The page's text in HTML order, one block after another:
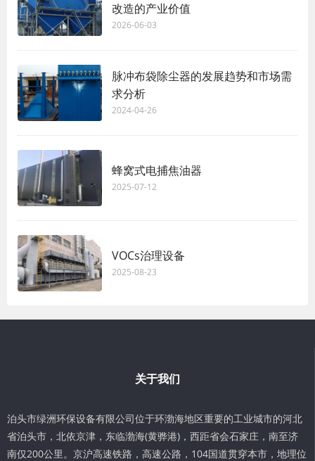
改造的产业价值
2026-06-03
脉冲布袋除尘器的发展趋势和市场需
求分析
2024-04-26
蜂窝式电捕焦油器
2025-07-12
VOCs治理设备
2025-08-23
关于我们
泊头市绿洲环保设备有限公司位于环渤海地区重要的工业城市的河北
省泊头市，北依京津，东临渤海(黄骅港)，西距省会石家庄，南至济
南仅200公里。京沪高速铁路，高速公路，104国道贯穿本市，地理位